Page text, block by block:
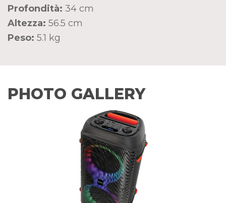
Profondità: 34 cm
Altezza: 56.5 cm
Peso: 5.1 kg
PHOTO GALLERY